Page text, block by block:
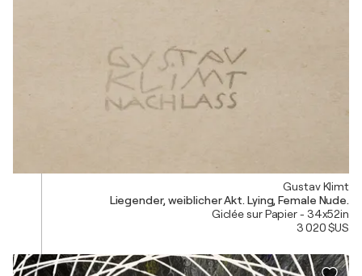
Gustav Klimt
Liegender, weiblicher Akt. Lying, Female Nude.
Giclée sur Papier - 34x52in
3 020 $US